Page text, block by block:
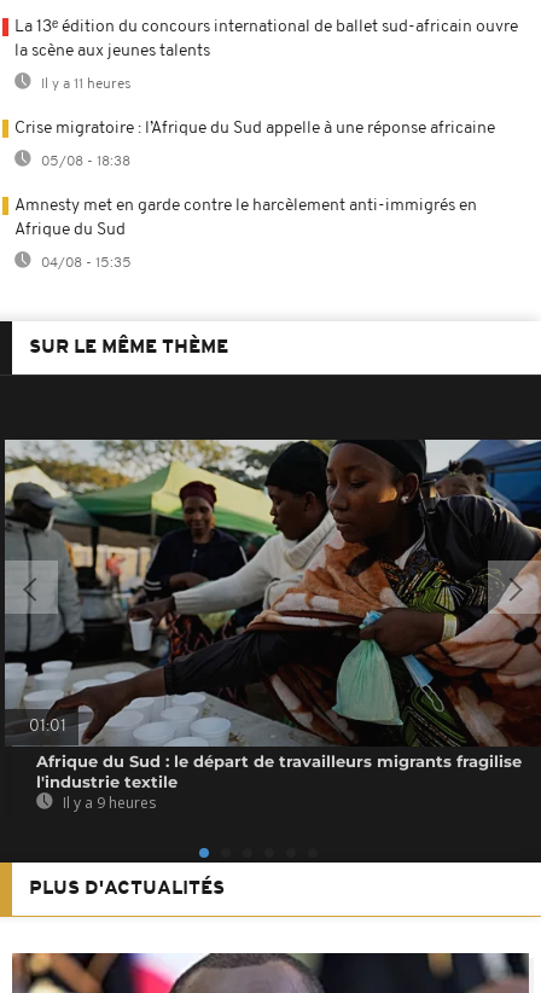
La 13ᵉ édition du concours international de ballet sud-africain ouvre
la scène aux jeunes talents
Il y a 11 heures
Crise migratoire : l’Afrique du Sud appelle à une réponse africaine
05/08 - 18:38
Amnesty met en garde contre le harcèlement anti-immigrés en
Afrique du Sud
04/08 - 15:35
SUR LE MÊME THÈME
01:01
Afrique du Sud : le départ de travailleurs migrants fragilise
l'industrie textile
Il y a 9 heures
PLUS D'ACTUALITÉS